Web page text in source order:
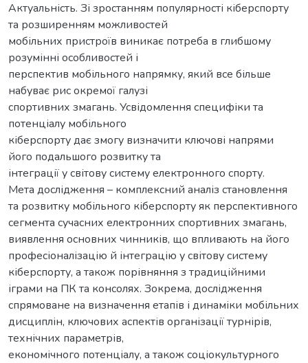
Актуальність. Зі зростанням популярності кіберспорту
та розширенням можливостей
мобільних пристроїв виникає потреба в глибшому
розумінні особливостей і
перспектив мобільного напрямку, який все більше
набуває рис окремої галузі
спортивних змагань. Усвідомлення специфіки та
потенціалу мобільного
кіберспорту дає змогу визначити ключові напрями
його подальшого розвитку та
інтеграції у світову систему електронного спорту.
Мета дослідження – комплексний аналіз становлення
та розвитку мобільного кіберспорту як перспективного
сегмента сучасних електронних спортивних змагань,
виявлення основних чинників, що впливають на його
професіоналізацію й інтеграцію у світову систему
кіберспорту, а також порівняння з традиційними
іграми на ПК та консолях. Зокрема, дослідження
спрямоване на визначення етапів і динаміки мобільних
дисциплін, ключових аспектів організації турнірів,
технічних параметрів,
економічного потенціалу, а також соціокультурного